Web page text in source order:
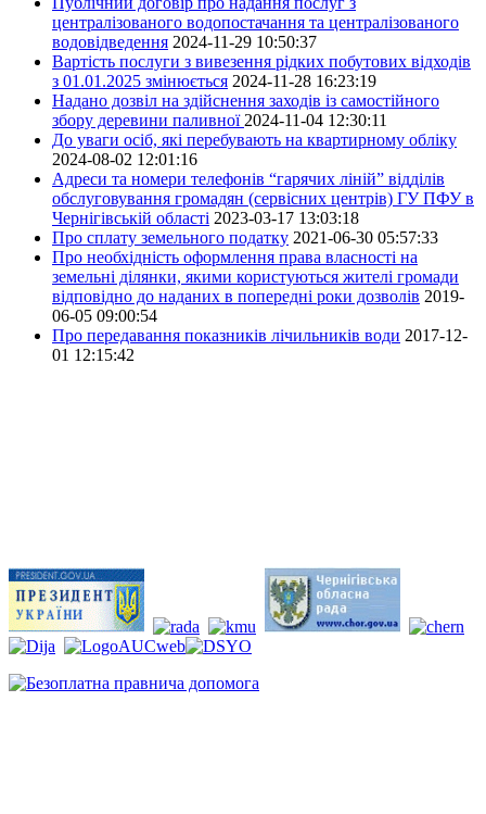
централізованого водопостачання та централізованого
водовідведення 2024-11-29 10:50:37
Вартість послуги з вивезення рідких побутових відходів
з 01.01.2025 змінюється 2024-11-28 16:23:19
Надано дозвіл на здійснення заходів із самостійного
збору деревини паливної 2024-11-04 12:30:11
До уваги осіб, які перебувають на квартирному обліку
2024-08-02 12:01:16
Адреси та номери телефонів “гарячих ліній” відділів
обслуговування громадян (сервісних центрів) ГУ ПФУ в
Чернігівській області 2023-03-17 13:03:18
Про сплату земельного податку 2021-06-30 05:57:33
Про необхідність оформлення права власності на
земельні ділянки, якими користуються жителі громади
відповідно до наданих в попередні роки дозволів 2019-
06-05 09:00:54
Про передавання показників лічильників води 2017-12-
01 12:15:42